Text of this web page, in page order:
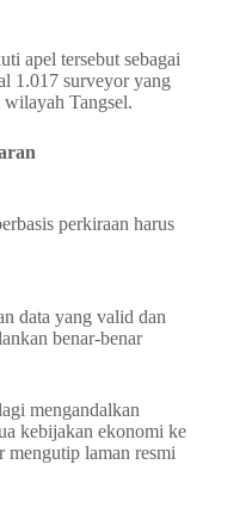
apel tersebut sebagai
1.017 surveyor yang
wilayah Tangsel.
perkiraan harus
data yang valid dan
benar-benar
mengandalkan
kebijakan ekonomi ke
mengutip laman resmi